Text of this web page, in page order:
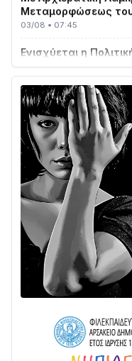
03/08 • 07:45
με δύο νέα
Διαβάστε την
31/07 • 08:16
Δωρίδα για Όλους:
στην ΕΥΔΑΠ»
28/07 • 21:46
Διαβάστε την
24/07 • 11:31
ΕΚΤΑΚΤΟ –
ΠΥΡΟΣΒΕΣΤΙΚΗ ΓΙΑ
ΓΡΑΝΙΤΣΑ
24/07 • 11:03
ΤΟ ΠΑΡΤΥ
Στο σκοτάδι μεγάλο
04/08 • 19:47